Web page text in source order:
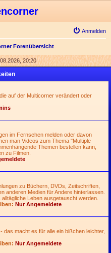
Anmelden
Forenübersicht
20:20
auf der Multicorner verändert oder
im Fernsehen melden oder davon
man Videos zum Thema "Multiple
Themen bestellen kann,
zu Filmen.
zu Büchern, DVDs, Zeitschriften,
anderen Medien für Andere hinterlassen.
Leben ausgetauscht werden.
Nur Angemeldete
das macht es für alle ein bißchen leichter,
Nur Angemeldete